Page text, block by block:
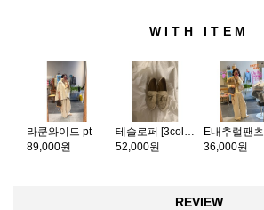
WITH ITEM
라쿤와이드 pt
89,000원
52,000원
E내추럴팬츠
36,000원
REVIEW